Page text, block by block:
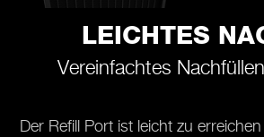
LEICHTES
Vereinfachtes
Der Refill Port ist leicht zu